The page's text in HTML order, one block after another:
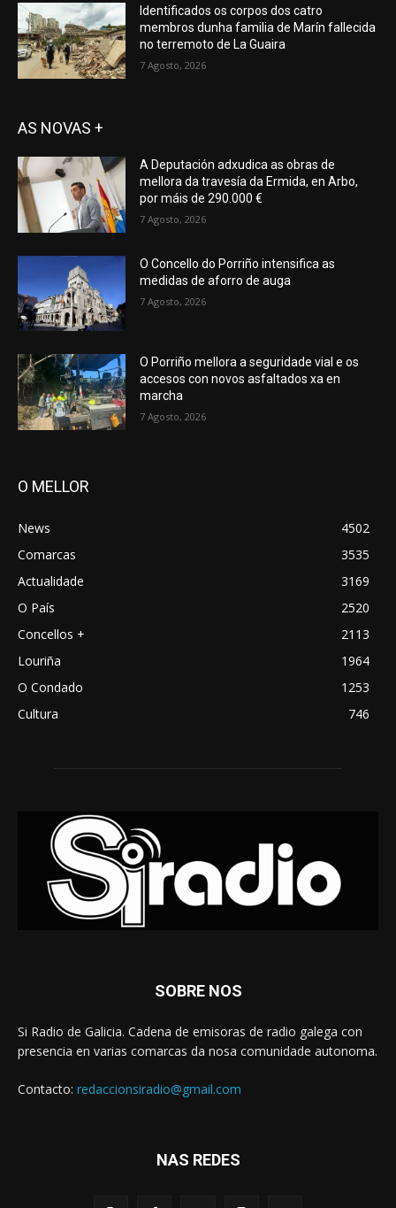
Identificados os corpos dos catro
membros dunha familia de Marín fallecida
no terremoto de La Guaira
7 Agosto, 2026
AS NOVAS +
A Deputación adxudica as obras de
mellora da travesía da Ermida, en Arbo,
por máis de 290.000 €
7 Agosto, 2026
O Concello do Porriño intensifica as
medidas de aforro de auga
7 Agosto, 2026
O Porriño mellora a seguridade vial e os
accesos con novos asfaltados xa en
marcha
7 Agosto, 2026
O MELLOR
News
4502
Comarcas
3535
Actualidade
3169
O País
2520
Concellos +
2113
Louriña
1964
O Condado
1253
Cultura
746
SOBRE NOS
Si Radio de Galicia. Cadena de emisoras de radio galega con
presencia en varias comarcas da nosa comunidade autonoma.
Contacto: redaccionsiradio@gmail.com
NAS REDES